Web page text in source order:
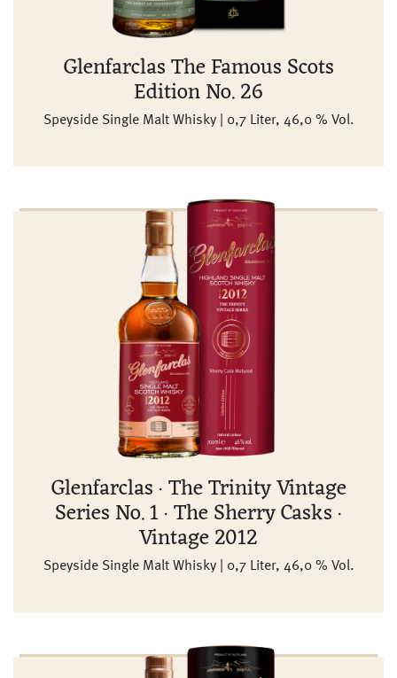
Glenfarclas The Famous Scots
Edition No. 26
Speyside Single Malt Whisky | 0,7 Liter, 46,0 % Vol.
Glenfarclas · The Trinity Vintage
Series No. 1 · The Sherry Casks ·
Vintage 2012
Speyside Single Malt Whisky | 0,7 Liter, 46,0 % Vol.